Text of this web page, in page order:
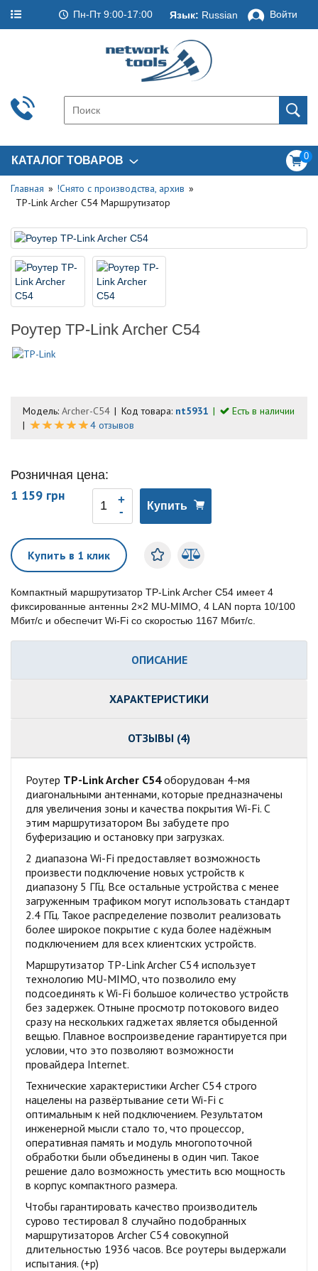
Пн-Пт 9:00-17:00 Язык: Russian Войти
КАТАЛОГ ТОВАРОВ 0
Главная
!Снято с производства, архив
TP-Link Archer C54 Маршрутизатор
Роутер TP-Link Archer C54
Модель: Archer-C54 Код товара: nt5931
Есть в наличии
4 отзывов
Розничная цена:
1 159 грн
Купить
Купить в 1 клик
Компактный маршрутизатор TP-Link Archer C54 имеет 4
фиксированные антенны 2×2 MU-MIMO, 4 LAN порта 10/100
Мбит/с и обеспечит Wi-Fi со скоростью 1167 Мбит/с.
ОПИСАНИЕ
ХАРАКТЕРИСТИКИ
ОТЗЫВЫ (4)
Роутер TP-Link Archer C54оборудован 4-мя
диагональными антеннами, которые предназначены
для увеличения зоны и качества покрытия Wi-Fi. С
этим маршрутизатором Вы забудете про
буферизацию и остановку при загрузках.
2 диапазона Wi-Fi предоставляет возможность
произвести подключение новых устройств к
диапазону 5 ГГц. Все остальные устройства с менее
загруженным трафиком могут использовать стандарт
2.4 ГГц. Такое распределение позволит реализовать
более широкое покрытие с куда более надёжным
подключением для всех клиентских устройств.
Маршрутизатор TP-Link Archer C54 использует
технологию MU-MIMO, что позволило ему
подсоединять к Wi-Fi большое количество устройств
без задержек. Отныне просмотр потокового видео
сразу на нескольких гаджетах является обыденной
вещью. Плавное воспроизведение гарантируется при
условии, что это позволяют возможности
провайдера Internet.
Технические характеристики Archer C54 строго
нацелены на развёртывание сети Wi-Fi с
оптимальным к ней подключением. Результатом
инженерной мысли стало то, что процессор,
оперативная память и модуль многопоточной
обработки были объединены в один чип. Такое
решение дало возможность уместить всю мощность
в корпус компактного размера.
Чтобы гарантировать качество производитель
сурово тестировал 8 случайно подобранных
маршрутизаторов Archer C54 совокупной
длительностью 1936 часов. Все роутеры выдержали
испытания. (+р)